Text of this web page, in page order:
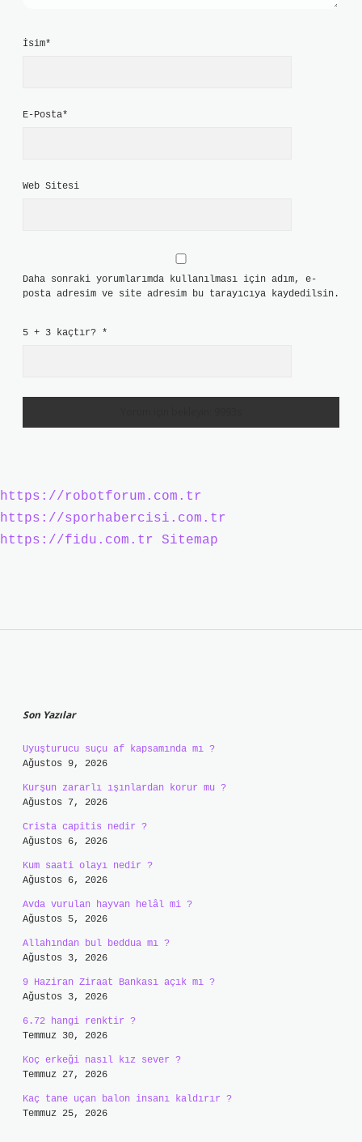
İsim*
E-Posta*
Web Sitesi
Daha sonraki yorumlarımda kullanılması için adım, e-
posta adresim ve site adresim bu tarayıcıya kaydedilsin.
5 + 3 kaçtır? *
https://robotforum.com.tr
https://sporhabercisi.com.tr
https://fidu.com.tr
Sitemap
Son Yazılar
Uyuşturucu suçu af kapsamında mı ?
Ağustos 9, 2026
Kurşun zararlı ışınlardan korur mu ?
Ağustos 7, 2026
Crista capitis nedir ?
Ağustos 6, 2026
Kum saati olayı nedir ?
Ağustos 6, 2026
Avda vurulan hayvan helâl mi ?
Ağustos 5, 2026
Allahından bul beddua mı ?
Ağustos 3, 2026
9 Haziran Ziraat Bankası açık mı ?
Ağustos 3, 2026
6.72 hangi renktir ?
Temmuz 30, 2026
Koç erkeği nasıl kız sever ?
Temmuz 27, 2026
Kaç tane uçan balon insanı kaldırır ?
Temmuz 25, 2026